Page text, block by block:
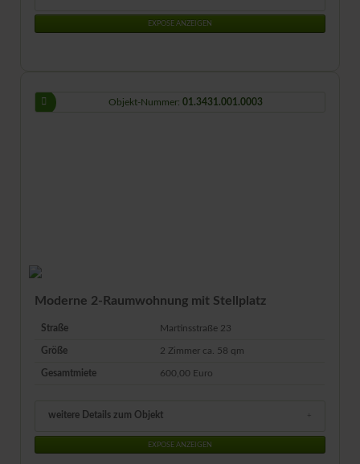
EXPOSE ANZEIGEN
Objekt-Nummer: 01.3431.001.0003
Moderne 2-Raumwohnung mit Stellplatz
Straße Martinsstraße 23
Größe 2 Zimmer ca. 58 qm
Gesamtmiete 600,00 Euro
weitere Details zum Objekt
EXPOSE ANZEIGEN